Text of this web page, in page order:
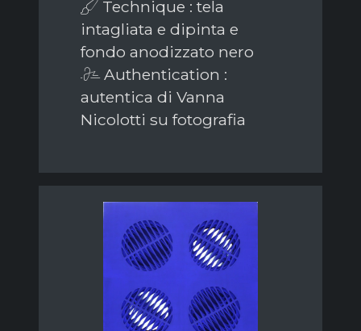
Technique : tela
intagliata e dipinta e
fondo anodizzato nero
Authentication :
autentica di Vanna
Nicolotti su fotografia